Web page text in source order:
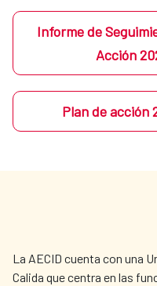
Informe de
Acción
Plan de acción
La AECID cuenta con una
Calida que centra en las